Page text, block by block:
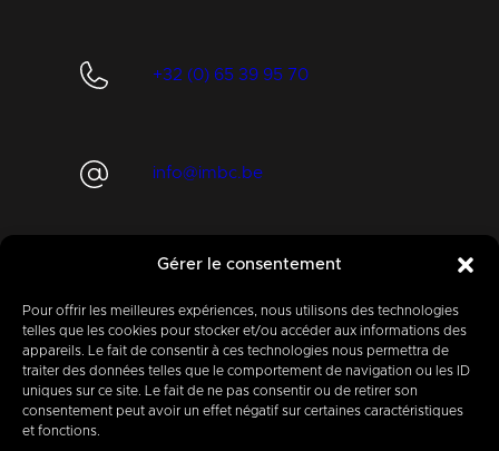
Gérer le consentement
Pour offrir les meilleures expériences, nous utilisons des technologies
telles que les cookies pour stocker et/ou accéder aux informations des
appareils. Le fait de consentir à ces technologies nous permettra de
traiter des données telles que le comportement de navigation ou les ID
uniques sur ce site. Le fait de ne pas consentir ou de retirer son
consentement peut avoir un effet négatif sur certaines caractéristiques
et fonctions.
+32 (0) 65 39 95 70
info@imbc.be
Aujourd’hui, partenaire
400entreprises.